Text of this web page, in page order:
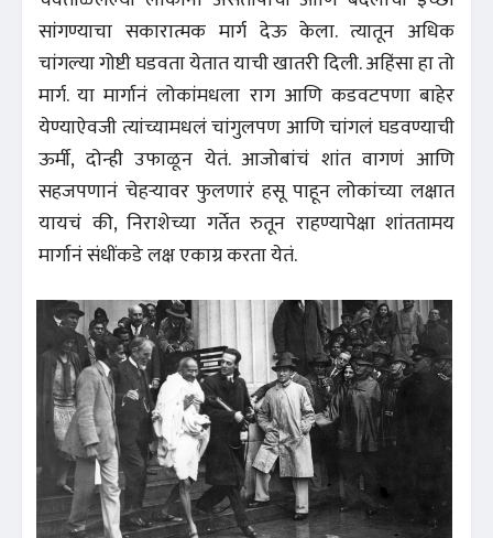
सांगण्याचा सकारात्मक मार्ग देऊ केला. त्यातून अधिक
चांगल्या गोष्टी घडवता येतात याची खातरी दिली. अहिंसा हा तो
मार्ग. या मार्गानं लोकांमधला राग आणि कडवटपणा बाहेर
येण्याऐवजी त्यांच्यामधलं चांगुलपण आणि चांगलं घडवण्याची
ऊर्मी, दोन्ही उफाळून येतं. आजोबांचं शांत वागणं आणि
सहजपणानं चेहऱ्यावर फुलणारं हसू पाहून लोकांच्या लक्षात
यायचं की, निराशेच्या गर्तेत रुतून राहण्यापेक्षा शांततामय
मार्गानं संधींकडे लक्ष एकाग्र करता येतं.